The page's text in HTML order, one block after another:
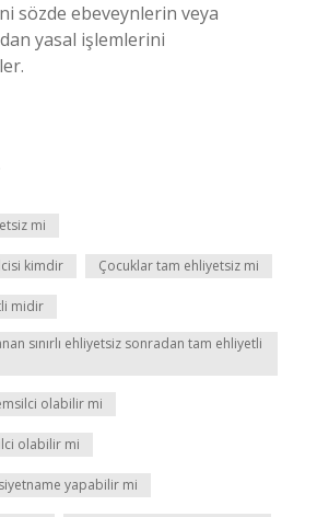
sözde ebeveynlerin veya
yasal işlemlerini
mi
kimdir Çocuklar tam ehliyetsiz mi
midir
sınırlı ehliyetsiz sonradan tam ehliyetli
olabilir mi
olabilir mi
yapabilir mi